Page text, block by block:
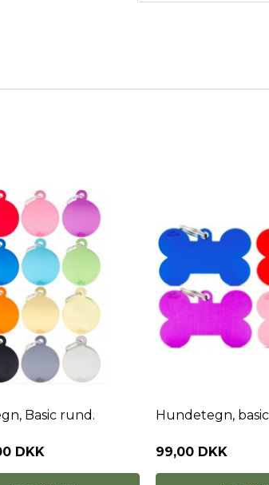
basic XL ben Hundetegn,
99,00 DKK